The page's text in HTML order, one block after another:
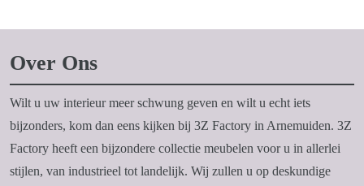
Over Ons
Wilt u uw interieur meer schwung geven en wilt u echt iets
bijzonders, kom dan eens kijken bij 3Z Factory in Arnemuiden. 3Z
Factory heeft een bijzondere collectie meubelen voor u in allerlei
stijlen, van industrieel tot landelijk. Wij zullen u op deskundige